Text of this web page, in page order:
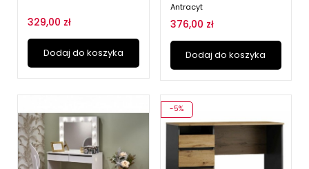
329,00 zł
Dodaj do koszyka
Antracyt
376,00 zł
Dodaj do koszyka
-5%